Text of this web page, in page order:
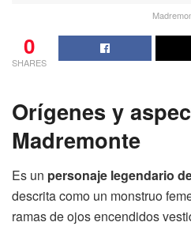
0
SHARES
Orígenes y
Madremonte
Es un personaje legendario
descrita como un monstruo
ramas de ojos encendidos